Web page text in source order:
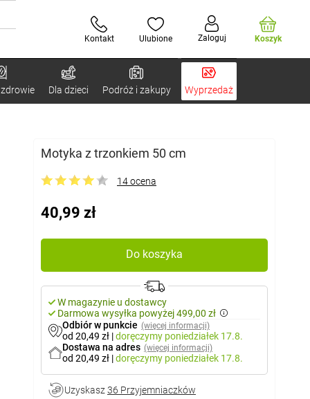
Kontakt Ulubione Zaloguj Koszyk
Dla dzieci Podróż i zakupy Wyprzedaż
Motyka z trzonkiem 50 cm
14 ocena
40,99 zł
Do koszyka
W magazynie u dostawcy
Darmowa wysyłka powyżej 499,00 zł
Odbiór w punkcie (więcej informacji)
od 20,49 zł |doręczymy poniedziałek 17.8.
Dostawa na adres (więcej informacji)
od 20,49 zł |doręczymy poniedziałek 17.8.
Uzyskasz 36 Przyjemniaczków